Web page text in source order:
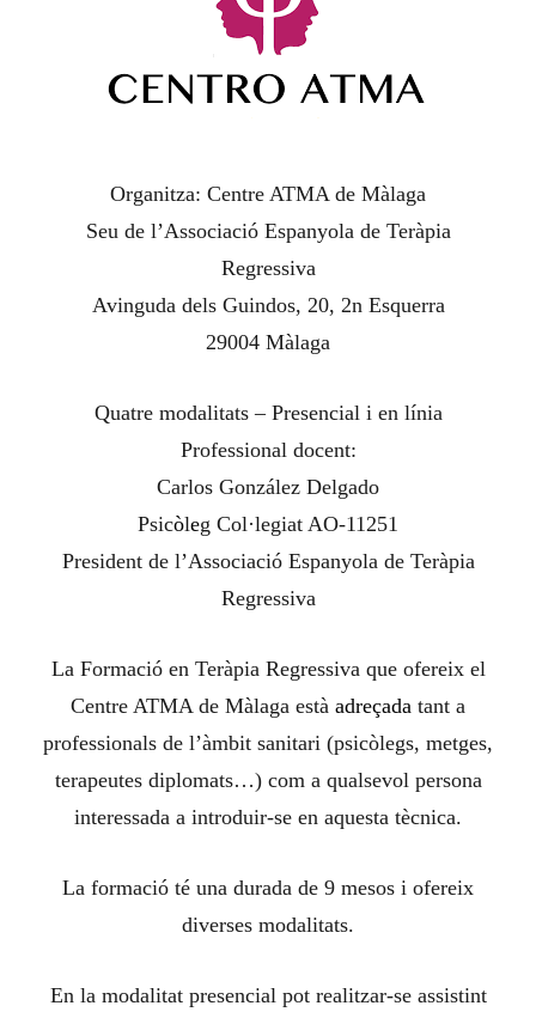
Organitza: Centre ATMA de Màlaga
Seu de l’Associació Espanyola de Teràpia
Regressiva
Avinguda dels Guindos, 20, 2n Esquerra
29004 Màlaga
Quatre modalitats – Presencial i en línia
Professional docent:
Carlos González Delgado
Psicòleg Col·legiat AO-11251
President de l’Associació Espanyola de Teràpia
Regressiva
La Formació en Teràpia Regressiva que ofereix el
Centre ATMA de Màlaga està adreçada tant a
professionals de l’àmbit sanitari (psicòlegs, metges,
terapeutes diplomats…) com a qualsevol persona
interessada a introduir-se en aquesta tècnica.
La formació té una durada de 9 mesos i ofereix
diverses modalitats.
En la modalitat presencial pot realitzar-se assistint